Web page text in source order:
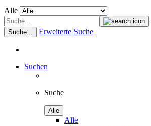
Alle
Suche... Erweiterte Suche
Suchen
Suche
Alle
Alle